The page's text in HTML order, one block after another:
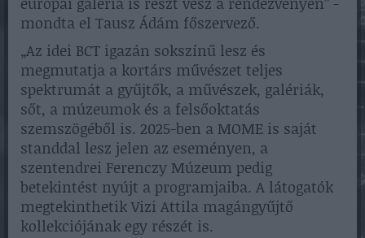
mondta el Tausz Ádám főszervező.
„Az idei BCT igazán sokszínű lesz és
megmutatja a kortárs művészet teljes
spektrumát a gyűjtők, a művészek, galériák,
sőt, a múzeumok és a felsőoktatás
szemszögéből is. 2025-ben a MOME is saját
standdal lesz jelen az eseményen, a
szentendrei Ferenczy Múzeum pedig
betekintést nyújt a programjaiba. A látogatók
megtekinthetik Vizi Attila magángyűjtő
kollekciójának egy részét is.